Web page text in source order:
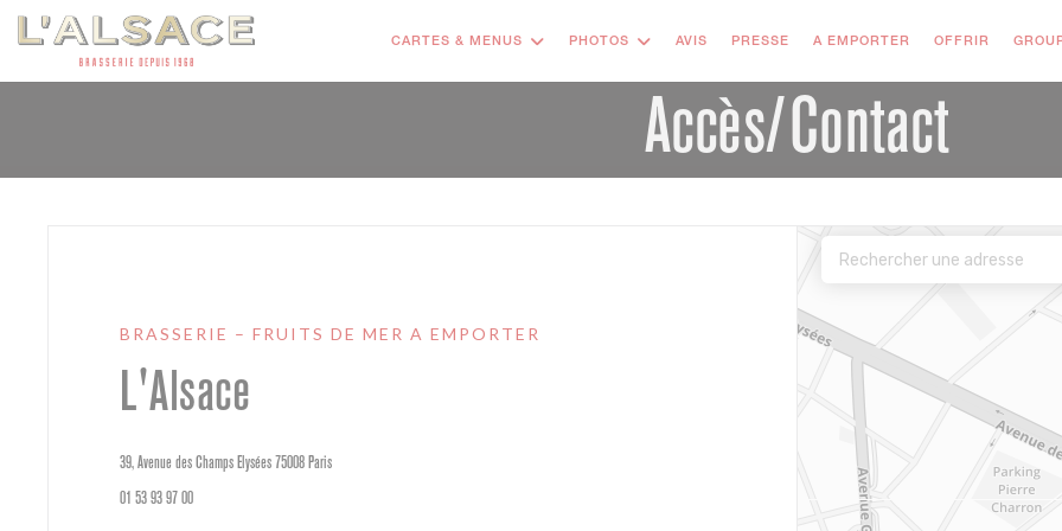
Personnalisation de vos choix en matière de cookies
CARTES & MENUS PHOTOS AVIS PRESSE A EMPORTER OFFRIR ((OUVRE
Accès/Contact
BRASSERIE – FRUITS DE MER A EMPORTER
L'Alsace
39, Avenue des Champs Elysées 75008 Paris((ouvre une nouvelle fenêtre))
01 53 93 97 00